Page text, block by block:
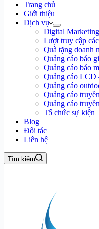
Trang chủ
Giới thiệu
Dịch vụ
Digital Marketing
Lượt truy cập
Quà tặng doanh
Quảng cáo báo
Quảng cáo báo
Quảng cáo LCD
Quảng cáo
Quảng cáo
Quảng cáo
Tổ chức sự kiện
Blog
Đối tác
Liên hệ
Tìm kiếm